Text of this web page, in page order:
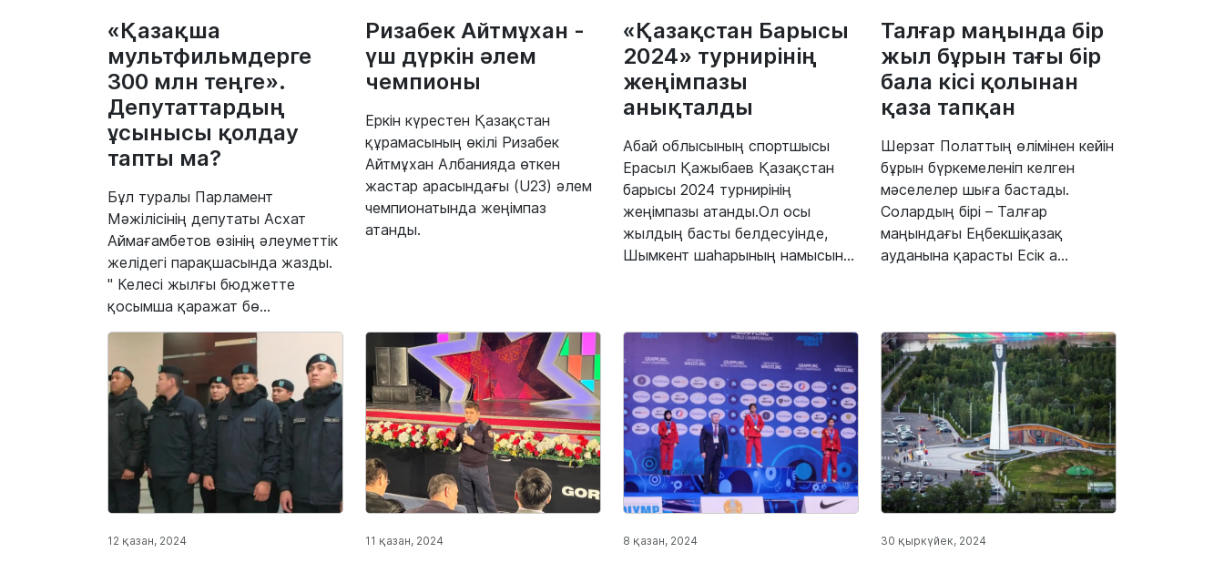
«Қазақша
мультфильмдерге
300 млн теңге».
Депутаттардың
ұсынысы қолдау
тапты ма?
Бұл туралы Парламент
Мәжілісінің депутаты Асхат
Аймағамбетов өзінің әлеуметтік
желідегі парақшасында жазды.
" Келесі жылғы бюджетте
қосымша қаражат бө...
Ризабек Айтмұхан -
үш дүркін әлем
чемпионы
Еркін күрестен Қазақстан
құрамасының өкілі Ризабек
Айтмұхан Албанияда өткен
жастар арасындағы (U23) әлем
чемпионатында жеңімпаз
атанды.
«Қазақстан Барысы
2024» турнирінің
жеңімпазы
анықталды
Абай облысының спортшысы
Ерасыл Қажыбаев Қазақстан
барысы 2024 турнирінің
жеңімпазы атанды.Ол осы
жылдың басты белдесуінде,
Шымкент шаһарының намысын...
Талғар маңында бір
жыл бұрын тағы бір
бала кісі қолынан
қаза тапқан
Шерзат Полаттың өлімінен кейін
бұрын бүркемеленіп келген
мәселелер шыға бастады.
Солардың бірі – Талғар
маңындағы Еңбекшіқазақ
ауданына қарасты Есік а...
12 қазан, 2024 11 қазан, 2024 8 қазан, 2024 30 қыркүйек, 2024